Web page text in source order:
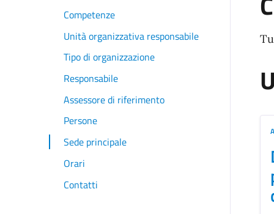
Competenze
Unità organizzativa responsabile
Tipo di organizzazione
Responsabile
Assessore di riferimento
Persone
Sede principale
Orari
Contatti